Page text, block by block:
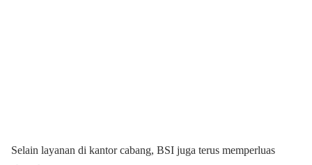
Selain layanan di kantor cabang, BSI juga terus memperluas